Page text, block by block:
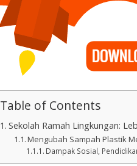
Table of Contents
Sekolah Ramah Lingkungan:
Mengubah Sampah Plastik
Dampak Sosial,